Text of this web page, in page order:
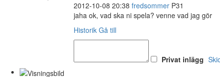
2012-10-08 20:38 fredsommer P31
jaha ok, vad ska ni spela? venne vad jag gör
Historik Gå till
Privat inlägg